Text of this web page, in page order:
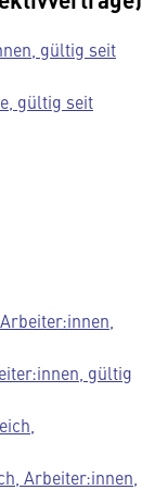
gültig seit
gültig seit
gültig
Arbeiter:innen,